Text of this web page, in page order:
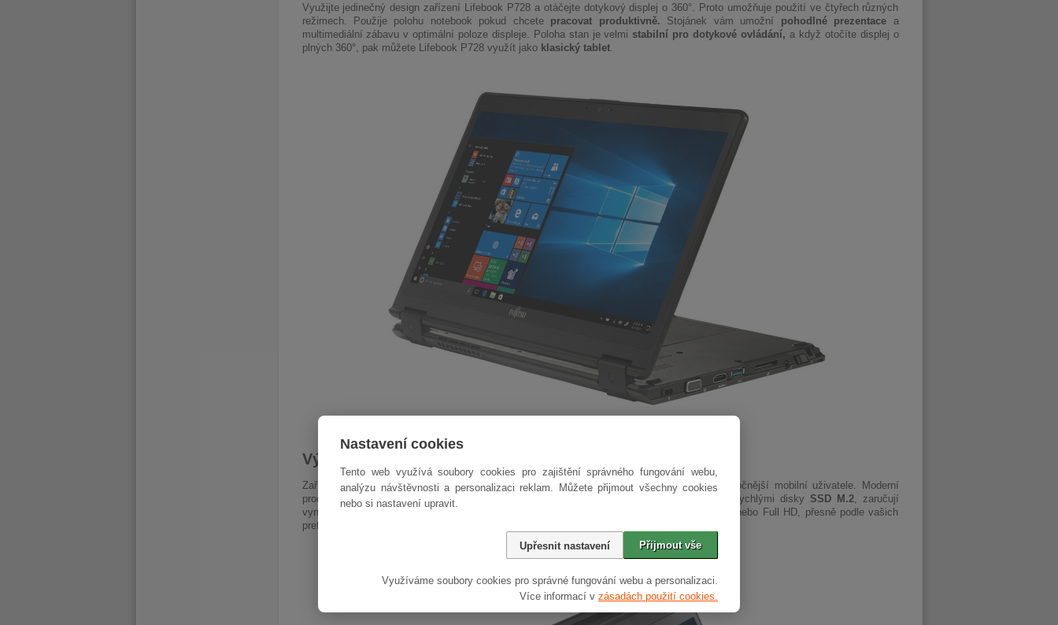
Nastavení cookies
Tento web využívá soubory cookies pro zajištění správného fungování webu,
analýzu návštěvnosti a personalizaci reklam. Můžete přijmout všechny cookies
nebo si nastavení upravit.
Přijmout vše
Upřesnit nastavení
Využíváme soubory cookies pro správné fungování webu a personalizaci.
Více informací v zásadách použití cookies.
Využijte jedinečný design zařízení Lifebook P728 a otáčejte dotykový displej o 360°. Proto umožňuje použití ve čtyřech různých
režimech. Použije polohu notebook pokud chcetepracovat produktivně. Stojánek vám umožní pohodlné prezentace a
multimediální zábavu v optimální poloze displeje. Poloha stan je velmi stabilní pro dotykové ovládání, a když otočíte displej o
plných 360°, pak můžete Lifebook P728 využít jako klasický tablet.
Výkonná mobilní kancelář
Zařízení 2v1 Fujitsu Lifebook P728 poskytují celou řadu funkcí a vysoký výkon pro nejnáročnější mobilní uživatele. Moderní
procesoryIntel Core 7. a 8. generace a rychlými disky SSD M.2, zaručují
vynikající výkon pro náročné aplikace. Rozlišení 12.5" dotykového displeje můžete volit HD nebo Full HD, přesně podle vašich
preferencí.